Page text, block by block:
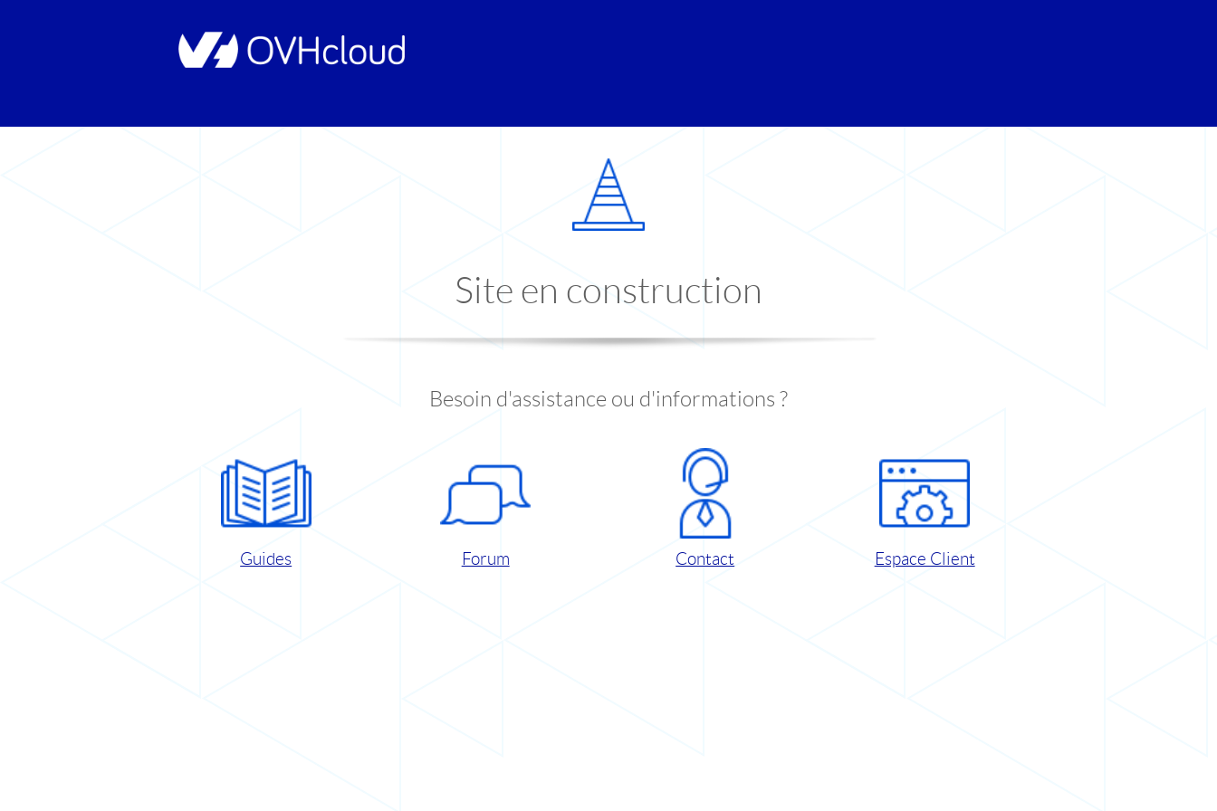
Site en construction
Besoin d'assistance ou d'informations ?
Guides Forum Contact Espace Client